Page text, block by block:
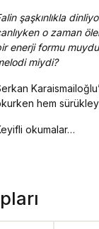
şaşkınlıkla
o zaman
enerji formu
miydi?
hem
okumalar…